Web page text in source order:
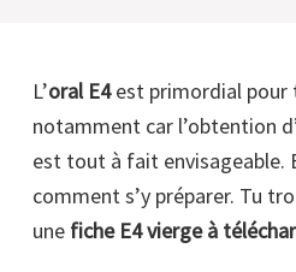
L’oral E4est primordial pour
notamment car l’obtention
est tout à fait envisageable.
comment s’y préparer. Tu
une fiche E4 vierge à